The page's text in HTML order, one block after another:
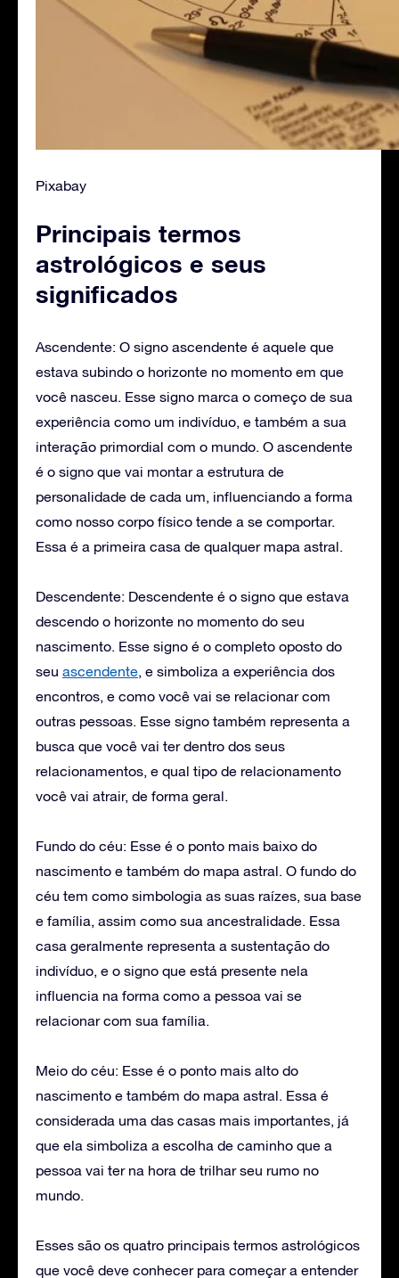
Pixabay
Principais termos
astrológicos e seus
significados
Ascendente: O signo ascendente é aquele que
estava subindo o horizonte no momento em que
você nasceu. Esse signo marca o começo de sua
experiência como um indivíduo, e também a sua
interação primordial com o mundo. O ascendente
é o signo que vai montar a estrutura de
personalidade de cada um, influenciando a forma
como nosso corpo físico tende a se comportar.
Essa é a primeira casa de qualquer mapa astral.
Descendente: Descendente é o signo que estava
descendo o horizonte no momento do seu
nascimento. Esse signo é o completo oposto do
seu ascendente, e simboliza a experiência dos
encontros, e como você vai se relacionar com
outras pessoas. Esse signo também representa a
busca que você vai ter dentro dos seus
relacionamentos, e qual tipo de relacionamento
você vai atrair, de forma geral.
Fundo do céu: Esse é o ponto mais baixo do
nascimento e também do mapa astral. O fundo do
céu tem como simbologia as suas raízes, sua base
e família, assim como sua ancestralidade. Essa
casa geralmente representa a sustentação do
indivíduo, e o signo que está presente nela
influencia na forma como a pessoa vai se
relacionar com sua família.
Meio do céu: Esse é o ponto mais alto do
nascimento e também do mapa astral. Essa é
considerada uma das casas mais importantes, já
que ela simboliza a escolha de caminho que a
pessoa vai ter na hora de trilhar seu rumo no
mundo.
Esses são os quatro principais termos astrológicos
que você deve conhecer para começar a entender